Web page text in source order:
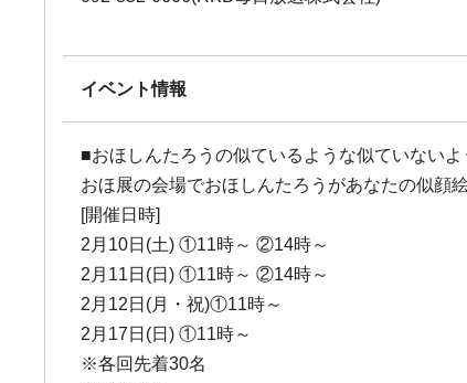
イベント情報
■おほしんたろうの似ているような似ていないよ
おほ展の会場でおほしんたろうがあなたの似顔
[開催日時]
2月10日(土) ①11時～ ②14時～
2月11日(日) ①11時～ ②14時～
2月12日(月・祝)①11時～
2月17日(日) ①11時～
※各回先着30名